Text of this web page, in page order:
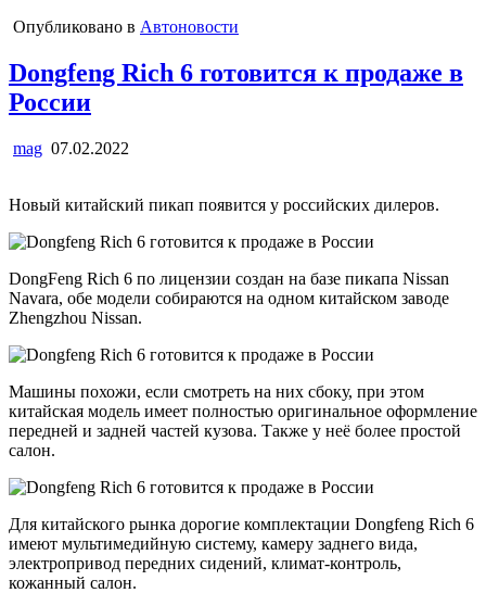
Опубликовано в Автоновости
Dongfeng Rich 6 готовится к продаже в
России
mag 07.02.2022
Новый китайский пикап появится у российских дилеров.
DongFeng Rich 6 по лицензии создан на базе пикапа Nissan
Navara, обе модели собираются на одном китайском заводе
Zhengzhou Nissan.
Машины похожи, если смотреть на них сбоку, при этом
китайская модель имеет полностью оригинальное оформление
передней и задней частей кузова. Также у неё более простой
салон.
Для китайского рынка дорогие комплектации Dongfeng Rich 6
имеют мультимедийную систему, камеру заднего вида,
электропривод передних сидений, климат-контроль,
кожанный салон.